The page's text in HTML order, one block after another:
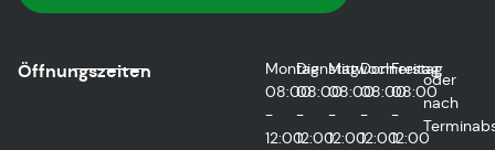
Öffnungszeiten
Montag
08:00
-
12:00
Dienstag
08:00
-
12:00
Mittwoch
08:00
-
12:00
Donnerstag
08:00
-
12:00
Freitag
08:00
-
12:00
oder
nach